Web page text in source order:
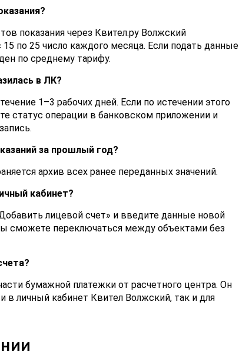
показания через Квител.ру Волжский
по 25 число каждого месяца. Если подать данные
по среднему тарифу.
в ЛК?
1–3 рабочих дней. Если по истечении этого
статус операции в банковском приложении и
за прошлый год?
архив всех ранее переданных значений.
кабинет?
лицевой счет» и введите данные новой
сможете переключаться между объектами без
бумажной платежки от расчетного центра. Он
в личный кабинет Квител Волжский, так и для